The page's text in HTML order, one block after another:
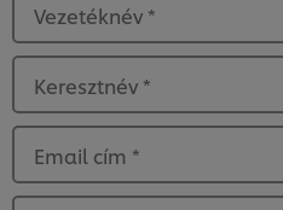
Vezetéknév *
Keresztnév *
Email cím *